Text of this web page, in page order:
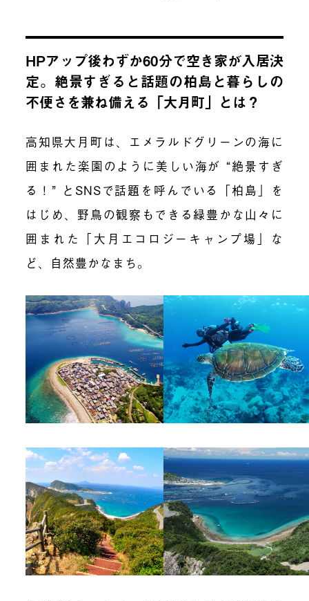
HPアップ後わずか60分で空き家が入居決
定。絶景すぎると話題の柏島と暮らしの
不便さを兼ね備える「大月町」とは？
高知県大月町は、エメラルドグリーンの海に
囲まれた楽園のように美しい海が “絶景すぎ
る！” とSNSで話題を呼んでいる「柏島」を
はじめ、野鳥の観察もできる緑豊かな山々に
囲まれた「大月エコロジーキャンプ場」な
ど、自然豊かなまち。